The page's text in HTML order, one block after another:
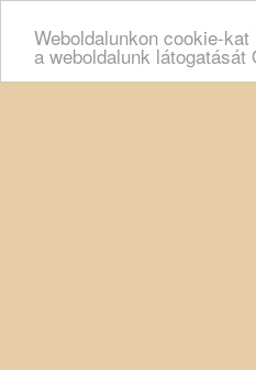
Weboldalunkon cookie-
a weboldalunk